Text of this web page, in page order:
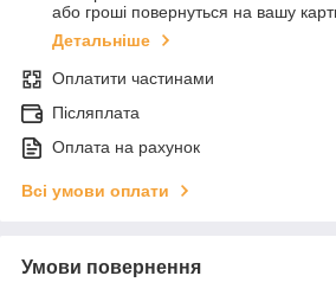
або гроші повернуться на вашу
Детальніше
Оплатити частинами
Післяплата
Оплата на рахунок
Всі умови оплати
Умови повернення